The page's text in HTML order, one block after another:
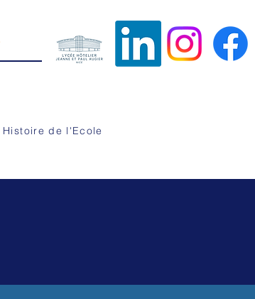
Histoire de l'Ecole